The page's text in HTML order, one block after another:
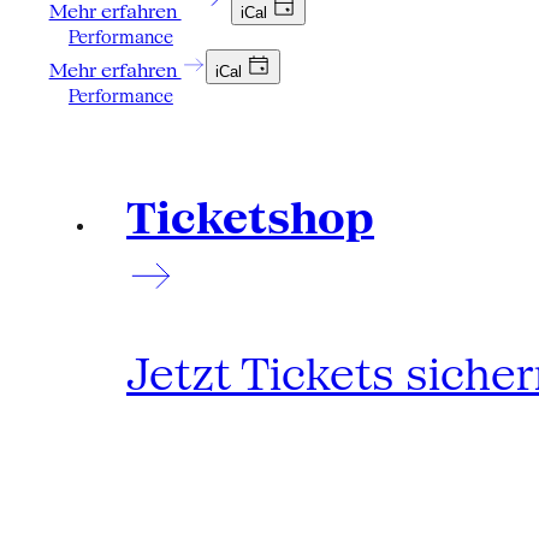
Mehr erfahren iCal
Performance
Mehr erfahren iCal
Performance
Ticketshop
Jetzt Tickets